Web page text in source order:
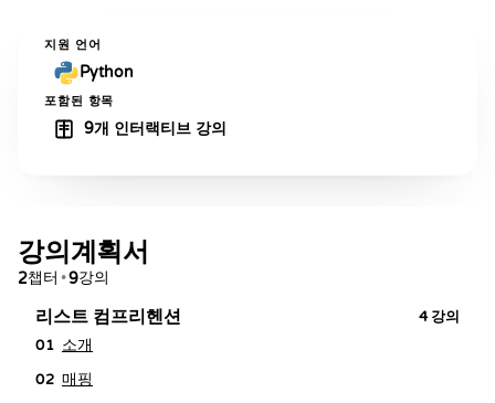
지원 언어
Python
포함된 항목
9개 인터랙티브 강의
강의계획서
2챕터 •9강의
리스트 컴프리헨션 4 강의
01 소개
02 매핑